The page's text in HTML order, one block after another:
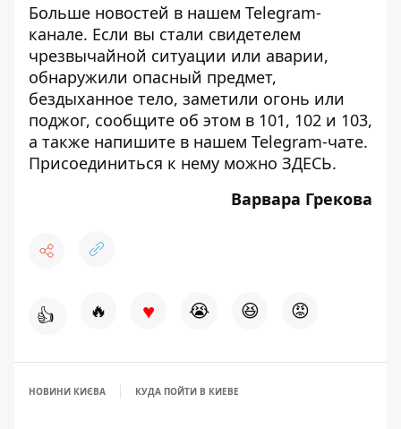
Больше новостей в нашем Telegram-
канале. Если вы стали свидетелем
чрезвычайной ситуации или аварии,
обнаружили опасный предмет,
бездыханное тело, заметили огонь или
поджог, сообщите об этом в 101, 102 и 103,
а также напишите в нашем Telegram-чате.
Присоединиться к нему можно ЗДЕСЬ.
Варвара Грекова
👍 🔥 ♥ 😭 😆 😡
НОВИНИ КИЄВА КУДА ПОЙТИ В КИЕВЕ